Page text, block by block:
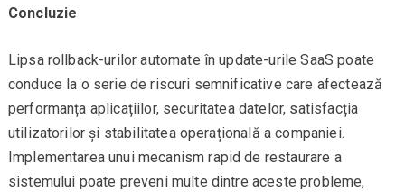
Concluzie
Lipsa rollback-urilor automate în update-urile SaaS poate
conduce la o serie de riscuri semnificative care afectează
performanța aplicațiilor, securitatea datelor, satisfacția
utilizatorilor și stabilitatea operațională a companiei.
Implementarea unui mecanism rapid de restaurare a
sistemului poate preveni multe dintre aceste probleme,